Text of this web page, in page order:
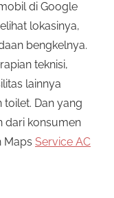
di Google
lokasinya,
bengkelnya.
teknisi,
lainnya
Dan yang
dari konsumen
Maps Service AC